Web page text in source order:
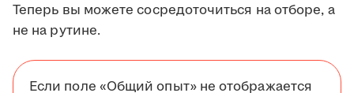
Теперь вы можете сосредоточиться на отборе, а
не на рутине.
Если поле «Общий опыт» не отображается